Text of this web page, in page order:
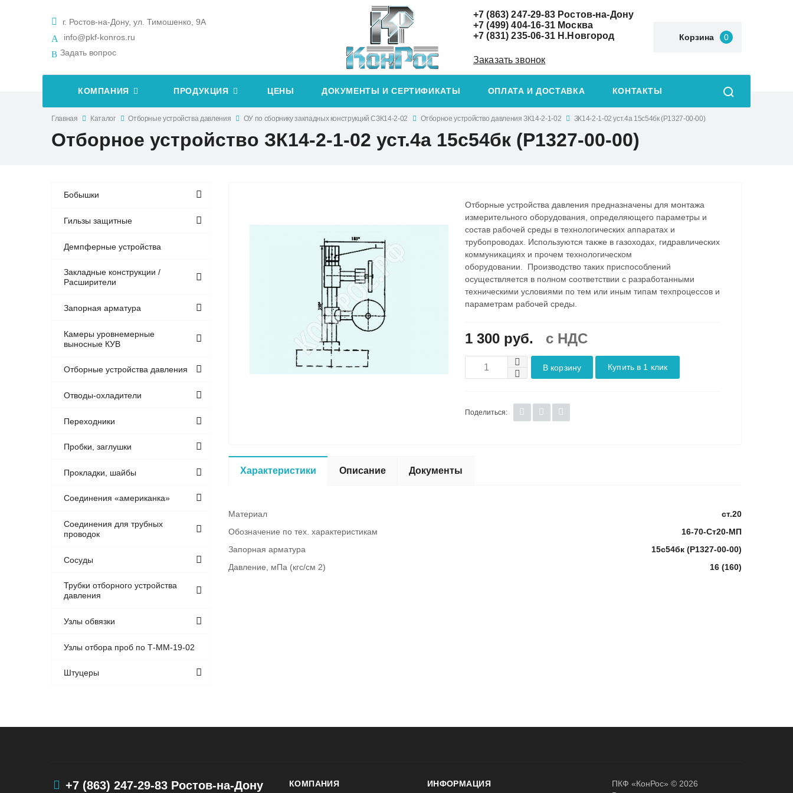
г. Ростов-на-Дону, ул. Тимошенко, 9А
info@pkf-konros.ru
Задать вопрос
+7 (863) 247-29-83Ростов-на-Дону
+7 (499) 404-16-31Москва
+7 (831) 235-06-31Н.Новгород
Заказать звонок
Корзина 0
КОМПАНИЯ ПРОДУКЦИЯ ЦЕНЫ ДОКУМЕНТЫ И СЕРТИФИКАТЫ ОПЛАТА И ДОСТАВКА КОНТАКТЫ
Главная Каталог Отборные устройства давления ОУ по сборнику закладных конструкций СЗК14-2-02 Отборное устройство давления ЗК14-2-1-02 ЗК14-2-1-02 уст.4а 15с54бк (P1327-00-00)
Отборное устройство ЗК14-2-1-02 уст.4а 15с54бк (P1327-00-00)
Бобышки
Гильзы защитные
Демпферные устройства
Закладные конструкции /
Расширители
Запорная арматура
Камеры уровнемерные
выносные КУВ
Отборные устройства давления
Отводы-охладители
Переходники
Пробки, заглушки
Прокладки, шайбы
Соединения «американка»
Соединения для трубных
проводок
Сосуды
Трубки отборного устройства
давления
Узлы обвязки
Узлы отбора проб по Т-ММ-19-02
Штуцеры
Отборные устройства давления предназначены для монтажа
измерительного оборудования, определяющего параметры и
состав рабочей среды в технологических аппаратах и
трубопроводах. Используются также в газоходах, гидравлических
коммуникациях и прочем технологическом
оборудовании. Производство таких приспособлений
осуществляется в полном соответствии с разработанными
техническими условиями по тем или иным типам техпроцессов и
параметрам рабочей среды.
1 300 руб. c НДС
В корзину Купить в 1 клик
Поделиться:
Характеристики Описание Документы
Материал
ст.20
Обозначение по тех. характеристикам
16-70-Ст20-МП
Запорная арматура
15с54бк (P1327-00-00)
Давление, мПа (кгс/см 2)
16 (160)
+7 (863) 247-29-83 Ростов-на-Дону
КОМПАНИЯ ИНФОРМАЦИЯ
ПКФ «КонРос» © 2026